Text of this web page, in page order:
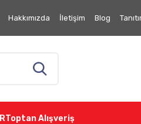
Hakkımızda İletişim Blog
Toptan Alışveriş